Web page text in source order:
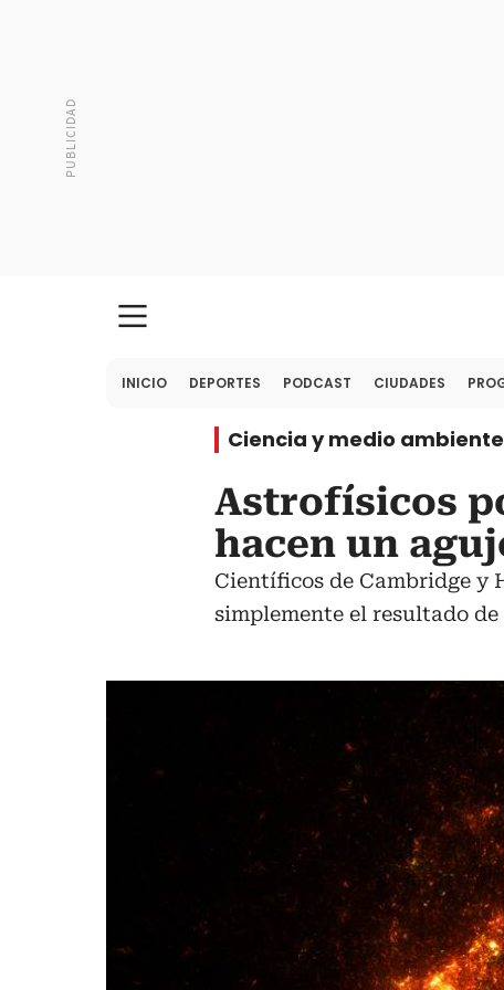
INICIO DEPORTES PODCAST CIUDADES
Ciencia y medio ambiente
Astrofísicos
hacen un
Científicos de Cambridge y
simplemente el resultado